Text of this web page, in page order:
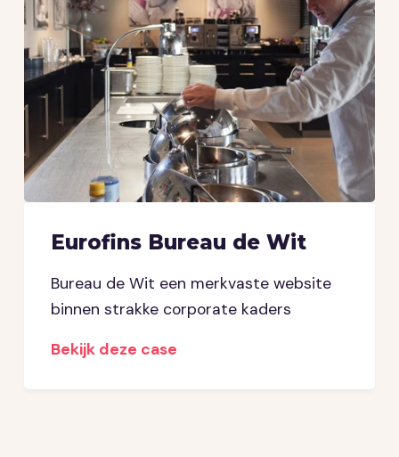
Eurofins Bureau de Wit
Bureau de Wit een merkvaste website
binnen strakke corporate kaders
Bekijk deze case